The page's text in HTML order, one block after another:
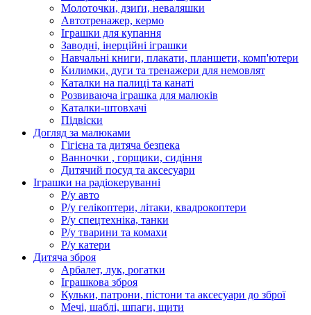
Молоточки, дзиґи, неваляшки
Автотренажер, кермо
Іграшки для купання
Заводні, інерційні іграшки
Навчальні книги, плакати, планшети, комп'ютери
Килимки, дуги та тренажери для немовлят
Каталки на палиці та канаті
Розвиваюча іграшка для малюків
Каталки-штовхачі
Підвіски
Догляд за малюками
Гігієна та дитяча безпека
Ванночки , горщики, сидіння
Дитячий посуд та аксесуари
Іграшки на радіокеруванні
Р/у авто
Р/у гелікоптери, літаки, квадрокоптери
Р/у спецтехніка, танки
Р/у тварини та комахи
Р/у катери
Дитяча зброя
Арбалет, лук, рогатки
Іграшкова зброя
Кульки, патрони, пістони та аксесуари до зброї
Мечі, шаблі, шпаги, щити